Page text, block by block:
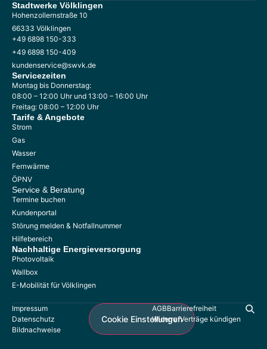
Stadtwerke Völklingen
Hohenzollernstraße 10
66333 Völklingen
+49 6898 150-333
+49 6898 150-409
kundenservice@swvk.de
Servicezeiten
Montag bis Donnerstag:
08:00 – 12:00 Uhr und 13:00 – 16:00 Uhr
Freitag: 08:00 – 12:00 Uhr
Tarife & Angebote
Strom
Gas
Wasser
Fernwärme
ÖPNV
Service & Beratung
Termine buchen
Kundenportal
Störung melden & Notfallnummer
Hilfebereich
Nachhaltige Energieversorgung
Photovoltaik
Wallbox
E-Mobilität für Völklingen
Impressum
Datenschutz
Bildnachweise
Cookie Einstellungen
AGBBarrierefreiheit
WiderrufVerträge kündigen